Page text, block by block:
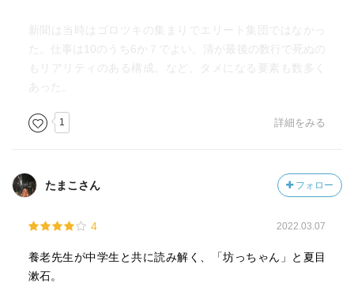
新聞は当時はゴロツキの集まりでエリート集団ではなかっ
た。仕事は10のうち6か７でよい。清が最後の数行で死ぬの
もリアリティのある構成。など、タメになる要素も数多く
あった。
1 詳細をみる
たまこさん フォロー
4 2022.03.07
養老先生が中学生と共に読み解く、「坊っちゃん」と夏目
漱石。